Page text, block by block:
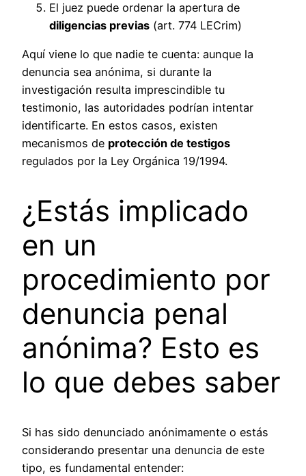
El juez puede ordenar la apertura de
diligencias previas (art. 774 LECrim)
Aquí viene lo que nadie te cuenta: aunque la
denuncia sea anónima, si durante la
investigación resulta imprescindible tu
testimonio, las autoridades podrían intentar
identificarte. En estos casos, existen
mecanismos de protección de testigos
regulados por la Ley Orgánica 19/1994.
¿Estás implicado
en un
procedimiento por
denuncia penal
anónima? Esto es
lo que debes saber
Si has sido denunciado anónimamente o estás
considerando presentar una denuncia de este
tipo, es fundamental entender: